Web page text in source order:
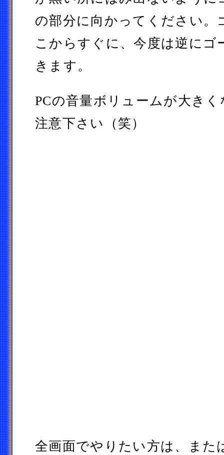
の部分に向かってください。
こからすぐに、今度は逆にゴ
きます。
PCの音量ボリュームが大き
注意下さい（笑）
全画面でやりたい方は、また